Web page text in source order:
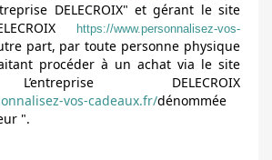
DELECROIX" et gérant le site
https://www.personnalisez-vos-
part, par toute personne physique
procéder à un achat via le site
DELECROIX
vos-cadeaux.fr/dénommée
".